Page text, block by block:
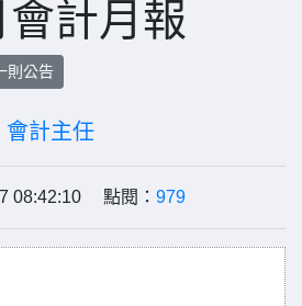
計月報
則公告
會計主任
08:42:10 點閱： 979